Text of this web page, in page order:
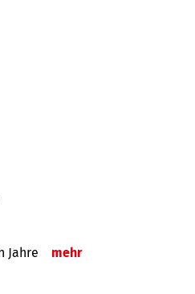
Jahre mehr